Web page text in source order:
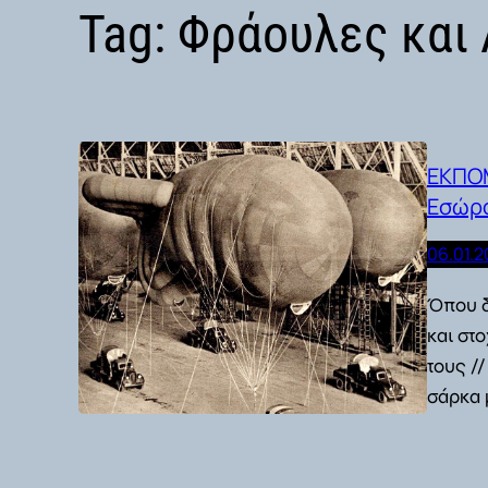
Tag: Φράουλες και
Όπου
και
τους //
σάρκα